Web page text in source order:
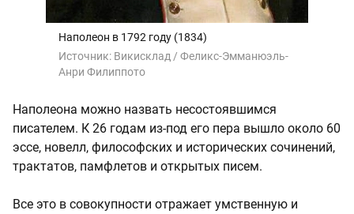
Наполеон в 1792 году (1834)
Источник: Викисклад / Феликс-Эмманюэль-
Анри Филиппото
Наполеона можно назвать несостоявшимся
писателем. К 26 годам из-под его пера вышло около 60
эссе, новелл, философских и исторических сочинений,
трактатов, памфлетов и открытых писем.
Все это в совокупности отражает умственную и